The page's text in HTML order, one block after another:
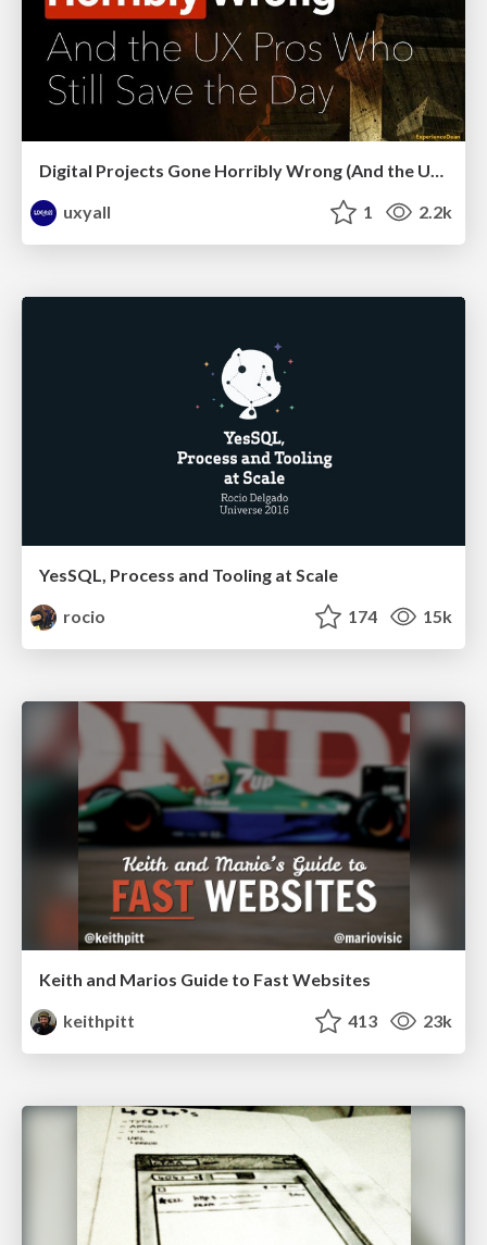
uxyall
1 2.2k
YesSQL, Process and Tooling at Scale
rocio
174 15k
Keith and Marios Guide to Fast Websites
keithpitt
413 23k